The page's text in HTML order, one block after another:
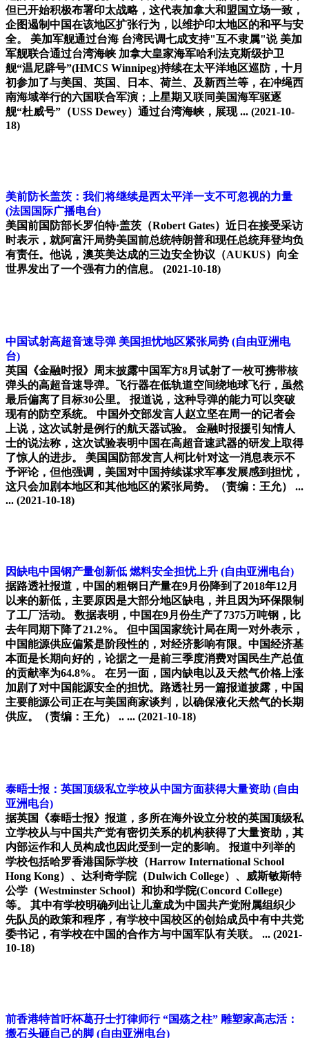
但已开始积极布署印太战略，这代表加拿大和盟国立场一致，
企图遏制中国在该地区扩张行为，以维护印太地区的和平与安
全。 美加军舰通过台海 台湾民调七成支持"互不隶属"说 美加
军舰联合通过台湾海峡 加拿大皇家海军哈利法克斯级护卫
舰“温尼辟号”(HMCS Winnipeg)持续在太平洋地区巡防，十月
初参加了与美国、英国、日本、荷兰、及新西兰等，在冲绳西
南海域举行的六国联合军演；上星期又联同美国海军驱逐
舰“杜威号”（USS Dewey）通过台湾海峡，展现 ... (2021-10-
18)
美前防长盖茨：我们将继续是西太平洋一支不可忽视的力量
(法国国际广播电台)
美国前国防部长罗伯特·盖茨（Robert Gates）近日在接受采访
时表示，就阿富汗局势美国前总统特朗普和现任总统拜登均负
有责任。他说，澳英美达成的三边安全协议（AUKUS）向全
世界发出了一个强有力的信息。 (2021-10-18)
中国试射高超音速导弹 美国担忧地区紧张局势 (自由亚洲电
台)
英国《金融时报》周末披露中国军方8月试射了一枚可携带核
弹头的高超音速导弹。飞行器在低轨道空间绕地球飞行，虽然
最后偏离了目标30公里。 报道说，这种导弹的能力可以突破
现有的防空系统。 中国外交部发言人赵立坚在周一的记者会
上说，这次试射是例行的航天器试验。 金融时报援引知情人
士的说法称，这次试验表明中国在高超音速武器的研发上取得
了惊人的进步。 美国国防部发言人柯比针对这一消息表示不
予评论，但他强调，美国对中国持续谋求军事发展感到担忧，
这只会加剧本地区和其他地区的紧张局势。（责编：王允） ...
... (2021-10-18)
因缺电中国钢产量创新低 燃料安全担忧上升 (自由亚洲电台)
据路透社报道，中国的粗钢日产量在9月份降到了2018年12月
以来的新低，主要原因是大部分地区缺电，并且因为环保限制
了工厂活动。 数据表明，中国在9月份生产了7375万吨钢，比
去年同期下降了21.2%。 但中国国家统计局在周一对外表示，
中国能源供应偏紧是阶段性的，对经济影响有限。中国经济基
本面是长期向好的，论据之一是前三季度消费对国民生产总值
的贡献率为64.8%。 在另一面，国内缺电以及天然气价格上涨
加剧了对中国能源安全的担忧。路透社另一篇报道披露，中国
主要能源公司正在与美国商家谈判，以确保液化天然气的长期
供应。（责编：王允） .. ... (2021-10-18)
泰晤士报：英国顶级私立学校从中国方面获得大量资助 (自由
亚洲电台)
据英国《泰晤士报》报道，多所在海外设立分校的英国顶级私
立学校从与中国共产党有密切关系的机构获得了大量资助，其
内部运作和人员构成也因此受到一定的影响。 报道中列举的
学校包括哈罗香港国际学校（Harrow International School
Hong Kong）、达利奇学院（Dulwich College）、威斯敏斯特
公学（Westminster School）和协和学院(Concord College)
等。 其中有学校明确列出让儿童成为中国共产党附属组织少
先队员的政策和程序，有学校中国校区的创始成员中有中共党
委书记，有学校在中国的合作方与中国军队有关联。 ... (2021-
10-18)
前香港特首吁杯葛孖士打律师行 “国殇之柱” 雕塑家高志活：
搬石头砸自己的脚 (自由亚洲电台)